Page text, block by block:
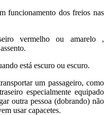
funcionamento dos freios nas
vermelho ou amarelo ,
está escuro ou escuro.
um passageiro, como
especialmente equipado
outra pessoa (dobrando) não
usar capacetes.